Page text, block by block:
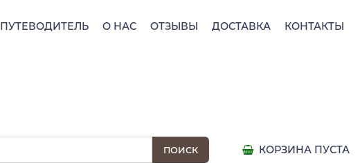
ПУТЕВОДИТЕЛЬ О НАС ОТЗЫВЫ ДОСТАВКА КОНТАКТЫ
КОРЗИНА ПУСТА